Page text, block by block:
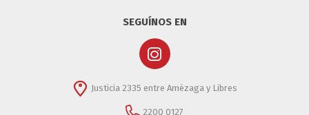
SEGUÍNOS EN
Justicia 2335 entre Amézaga y Libres
2200 0127